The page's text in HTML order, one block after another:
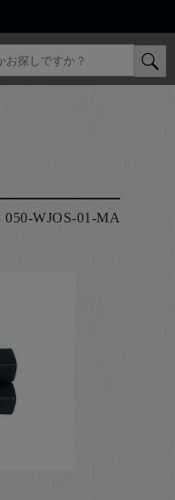
050-WJOS-01-MA